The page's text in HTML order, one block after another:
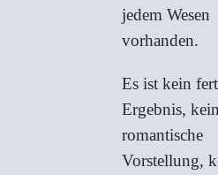
jedem Wesen
vorhanden.
Es ist kein
Ergebnis,
romantische
Vorstellung,